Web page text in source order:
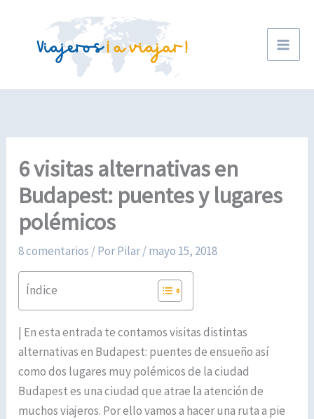
contenido
6 visitas alternativas en
Budapest: puentes y lugares
polémicos
8 comentarios / PorPilar/mayo 15, 2018
Índice
| En esta entrada te contamos visitas distintas
alternativas en Budapest: puentes de ensueño así
como dos lugares muy polémicos de la ciudad
Budapest es una ciudad que atrae la atención de
muchos viajeros. Por ello vamos a hacer una ruta a pie